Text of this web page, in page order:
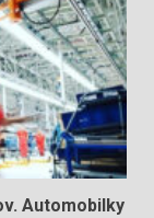
Automobilky